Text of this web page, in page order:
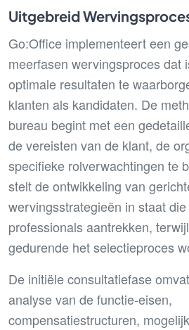
Uitgebreid
Go:Office implementeert een
meerfasen wervingsproces dat
optimale resultaten te
klanten als kandidaten. De
bureau begint met een
de vereisten van de klant, de
specifieke rolverwachtingen te
stelt de ontwikkeling van
wervingsstrategieën in staat
professionals aantrekken,
gedurende het selectieproces
De initiële consultatiefase
analyse van de functie-eisen,
compensatiestructuren,